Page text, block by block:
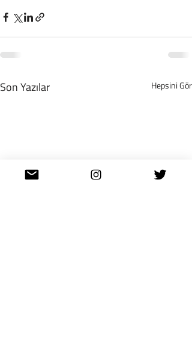
Son Yazılar Hepsini Gör